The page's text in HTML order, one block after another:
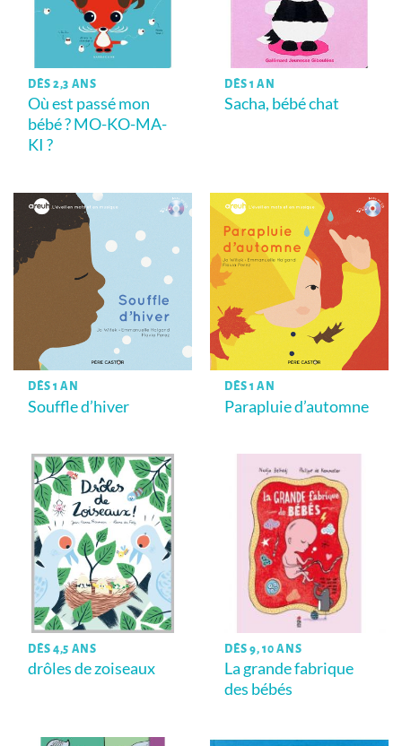
DÈS 2,3 ANS
Où est passé mon
bébé ? MO-KO-MA-
KI ?
DÈS 1 AN
Sacha, bébé chat
DÈS 1 AN
Souffle d’hiver
DÈS 1 AN
Parapluie d’automne
DÈS 4,5 ANS
drôles de zoiseaux
DÈS 9, 10 ANS
La grande fabrique
des bébés